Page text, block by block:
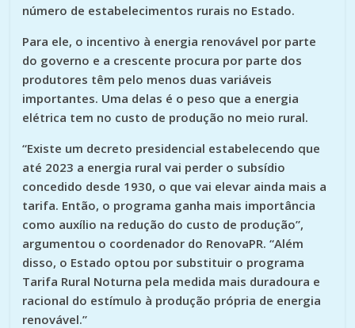
número de estabelecimentos rurais no Estado.
Para ele, o incentivo à energia renovável por parte
do governo e a crescente procura por parte dos
produtores têm pelo menos duas variáveis
importantes. Uma delas é o peso que a energia
elétrica tem no custo de produção no meio rural.
“Existe um decreto presidencial estabelecendo que
até 2023 a energia rural vai perder o subsídio
concedido desde 1930, o que vai elevar ainda mais a
tarifa. Então, o programa ganha mais importância
como auxílio na redução do custo de produção”,
argumentou o coordenador do RenovaPR. “Além
disso, o Estado optou por substituir o programa
Tarifa Rural Noturna pela medida mais duradoura e
racional do estímulo à produção própria de energia
renovável.”